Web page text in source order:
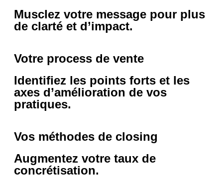
Musclez votre message pour plus
de clarté et d’impact.
Votre process de vente
Identifiez les points forts et les
axes d’amélioration de vos
pratiques.
Vos méthodes de closing
Augmentez votre taux de
concrétisation.